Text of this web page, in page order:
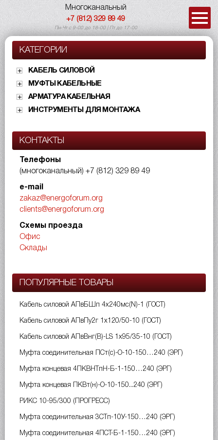
Многоканальный
+7 (812) 329 89 49
Пн-Чт с 9-00 до 18-00 | Пт до 17-00
КАТЕГОРИИ
КАБЕЛЬ СИЛОВОЙ
МУФТЫ КАБЕЛЬНЫЕ
АРМАТУРА КАБЕЛЬНАЯ
ИНСТРУМЕНТЫ ДЛЯ МОНТАЖА
КОНТАКТЫ
Телефоны
(многоканальный) +7 (812) 329 89 49
e-mail
zakaz@energoforum.org
clients@energoforum.org
Схемы проезда
Офис
Склады
ПОПУЛЯРНЫЕ ТОВАРЫ
Кабель силовой АПвБШп 4х240мс(N)-1 (ГОСТ)
Кабель силовой АПвПу2г 1х120/50-10 (ГОСТ)
Кабель силовой АПвВнг(B)-LS 1х95/35-10 (ГОСТ)
Муфта соединительная ПСт(с)-О-10-150…240 (ЭРГ)
Муфта концевая 4ПКВНТпН-Б-1-150…240 (ЭРГ)
Муфта концевая ПКВт(н)-О-10-150...240 (ЭРГ)
РИКС 10-95/300 (ПРОГРЕСС)
Муфта соединительная 3СТп-10У-150…240 (ЭРГ)
Муфта соединительная 4ПСТ-Б-1-150…240 (ЭРГ)